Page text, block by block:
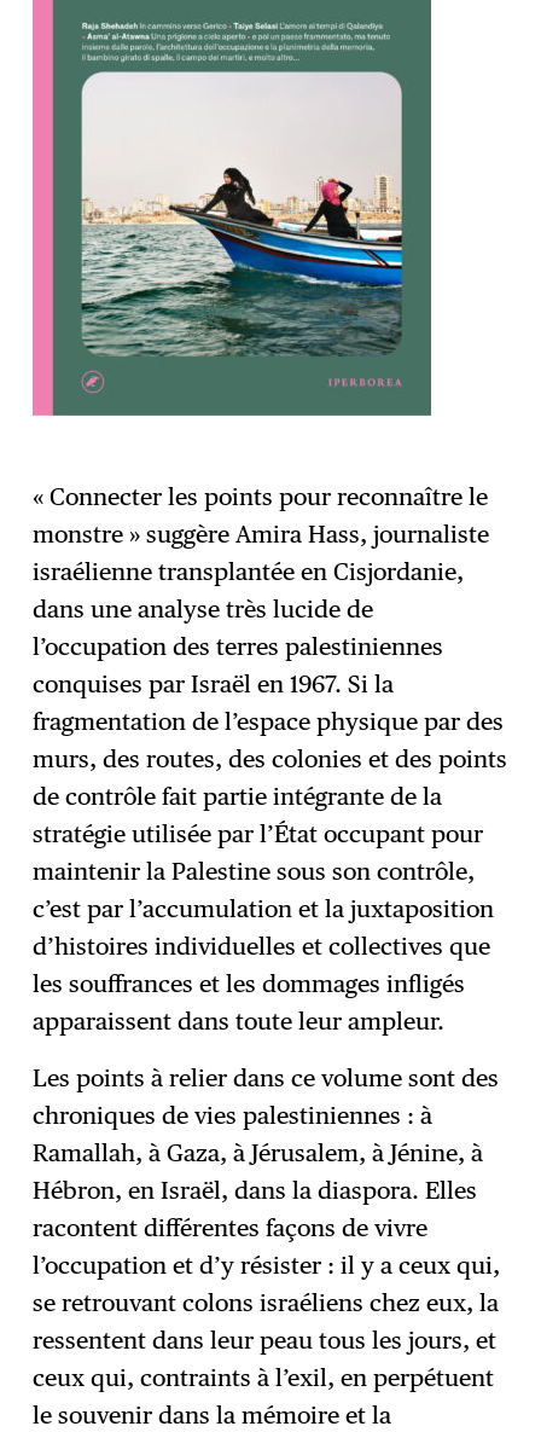
« Connecter les points pour reconnaître le
monstre » suggère Amira Hass, journaliste
israélienne transplantée en Cisjordanie,
dans une analyse très lucide de
l’occupation des terres palestiniennes
conquises par Israël en 1967. Si la
fragmentation de l’espace physique par des
murs, des routes, des colonies et des points
de contrôle fait partie intégrante de la
stratégie utilisée par l’État occupant pour
maintenir la Palestine sous son contrôle,
c’est par l’accumulation et la juxtaposition
d’histoires individuelles et collectives que
les souffrances et les dommages infligés
apparaissent dans toute leur ampleur.
Les points à relier dans ce volume sont des
chroniques de vies palestiniennes : à
Ramallah, à Gaza, à Jérusalem, à Jénine, à
Hébron, en Israël, dans la diaspora. Elles
racontent différentes façons de vivre
l’occupation et d’y résister : il y a ceux qui,
se retrouvant colons israéliens chez eux, la
ressentent dans leur peau tous les jours, et
ceux qui, contraints à l’exil, en perpétuent
le souvenir dans la mémoire et la